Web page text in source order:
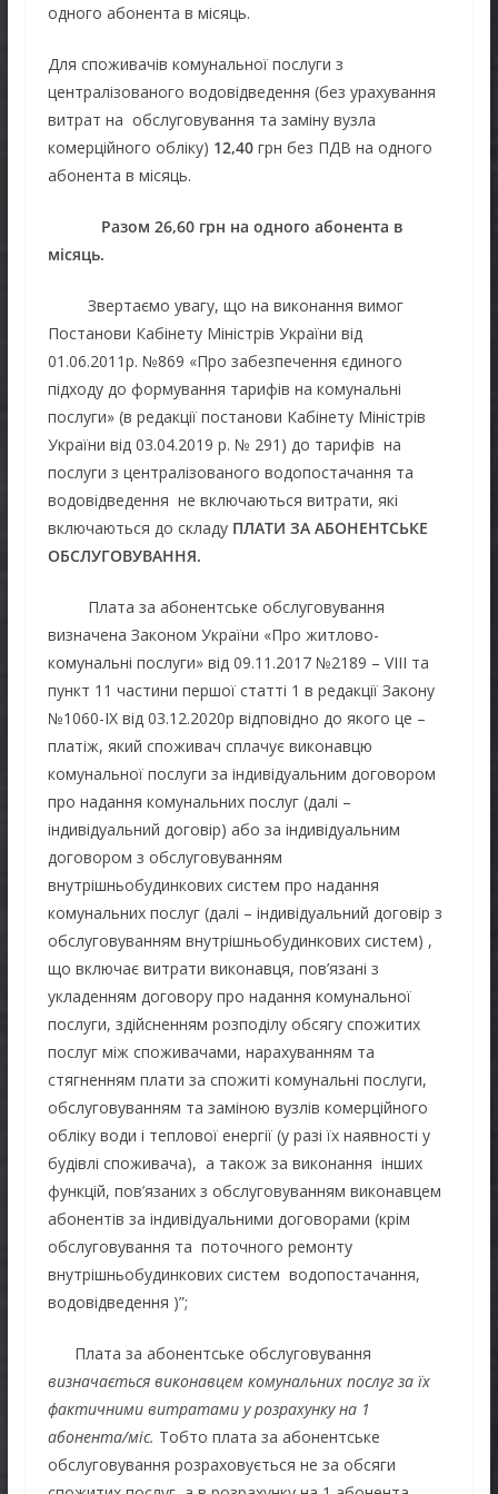
одного абонента в місяць.
Для споживачів комунальної послуги з
централізованого водовідведення (без урахування
витрат на обслуговування та заміну вузла
комерційного обліку) 12,40грн без ПДВ на одного
абонента в місяць.
Разом 26,60 грн на одного абонента в
місяць.
Звертаємо увагу, що на виконання вимог
Постанови Кабінету Міністрів України від
01.06.2011р. №869 «Про забезпечення єдиного
підходу до формування тарифів на комунальні
послуги» (в редакції постанови Кабінету Міністрів
України від 03.04.2019 р. № 291) до тарифів на
послуги з централізованого водопостачання та
водовідведення не включаються витрати, які
включаються до складу ПЛАТИ ЗА АБОНЕНТСЬКЕ
ОБСЛУГОВУВАННЯ.
Плата за абонентське обслуговування
визначена Законом України «Про житлово-
комунальні послуги» від 09.11.2017 №2189 – VIII та
пункт 11 частини першої статті 1 в редакції Закону
№1060-ІХ від 03.12.2020р відповідно до якого це –
платіж, який споживач сплачує виконавцю
комунальної послуги за індивідуальним договором
про надання комунальних послуг (далі –
індивідуальний договір) або за індивідуальним
договором з обслуговуванням
внутрішньобудинкових систем про надання
комунальних послуг (далі – індивідуальний договір з
обслуговуванням внутрішньобудинкових систем) ,
що включає витрати виконавця, пов’язані з
укладенням договору про надання комунальної
послуги, здійсненням розподілу обсягу спожитих
послуг між споживачами, нарахуванням та
стягненням плати за спожиті комунальні послуги,
обслуговуванням та заміною вузлів комерційного
обліку води і теплової енергії (у разі їх наявності у
будівлі споживача), а також за виконання інших
функцій, пов’язаних з обслуговуванням виконавцем
абонентів за індивідуальними договорами (крім
обслуговування та поточного ремонту
внутрішньобудинкових систем водопостачання,
водовідведення )”;
Плата за абонентське обслуговування
визначається виконавцем комунальних послуг за їх
фактичними витратами у розрахунку на 1
абонента/міс. Тобто плата за абонентське
обслуговування розраховується не за обсяги